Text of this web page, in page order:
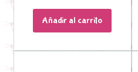
Añadir al carrito